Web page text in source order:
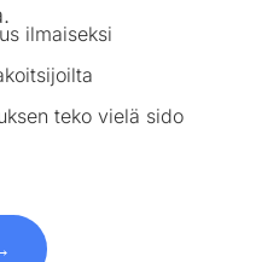
ilmaiseksi
teko vielä sido